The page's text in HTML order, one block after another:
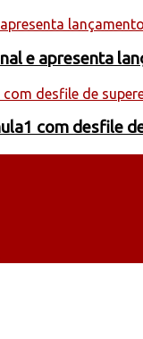
e apresenta
com desfile